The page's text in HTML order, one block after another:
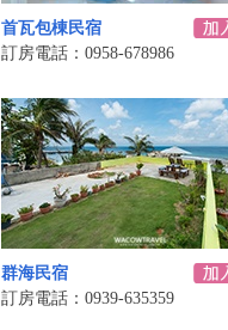
首瓦包棟民宿
訂房電話：0958-678986
群海民宿
訂房電話：0939-635359